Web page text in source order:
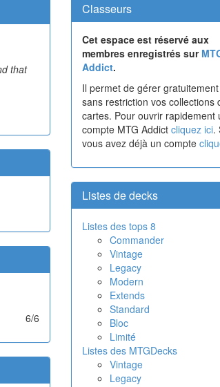
that
6/6
Classeurs
Cet espace est réservé aux
membres enregistrés sur
Addict.
Il permet de gérer
sans restriction vos collections
cartes. Pour ouvrir rapidement
compte MTG Addict cliquez ici.
vous avez déjà un compte
Listes de decks
Listes des tops 8
Commander
Vintage
Legacy
Modern
Extends
Standard
Bloc
Limité
Listes des MTGDecks
Vintage
Legacy